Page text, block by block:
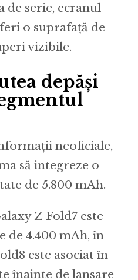
de serie, ecranul
o suprafață de
vizibile.
depăși
neoficiale,
să integreze o
de 5.800 mAh.
Z Fold7 este
de 4.400 mAh, în
este asociat în
înainte de lansare